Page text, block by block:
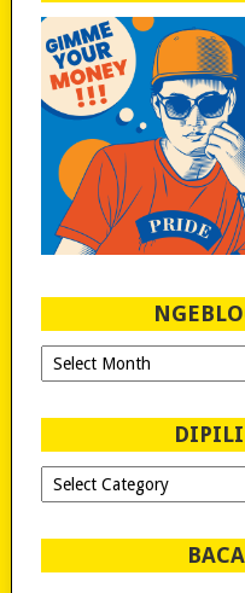
Ngeblog
Sejak
Dipilih-
dipilih..